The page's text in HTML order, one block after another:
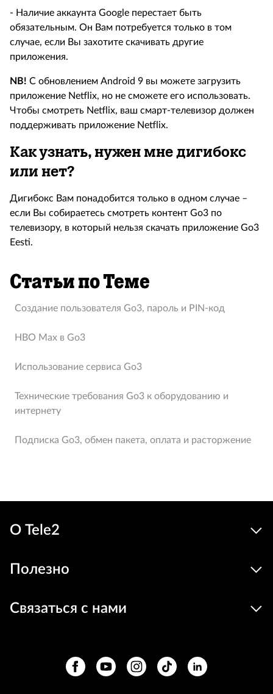
- Наличие аккаунта Google перестает быть
обязательным. Он Вам потребуется только в том
случае, если Вы захотите скачивать другие
приложения.
NB! С обновлением Android 9 вы можете загрузить
приложение Netflix, но не сможете его использовать.
Чтобы смотреть Netflix, ваш смарт-телевизор должен
поддерживать приложение Netflix.
Как узнать, нужен мне дигибокс
или нет?
Дигибокс Вам понадобится только в одном случае –
если Вы собираетесь смотреть контент Go3 по
телевизору, в который нельзя скачать приложение Go3
Eesti.
Статьи по Теме
Создание пользователя Go3, пароль и PIN-код
HBO Max в Go3
Использование сервиса Go3
Технические требования Go3 к оборудованию и
интернету
Подписка Go3, обмен пакета, оплата и расторжение
О Tele2
Полезно
Связаться с нами